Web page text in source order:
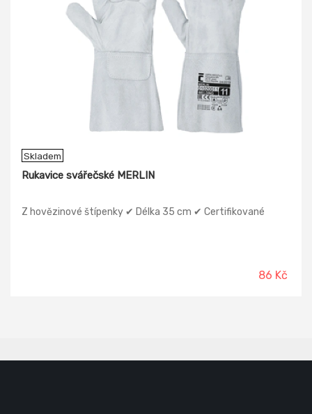
Skladem
Rukavice svářečské MERLIN
Z hovězinové štípenky ✔ Délka 35 cm ✔ Certifikované
86 Kč